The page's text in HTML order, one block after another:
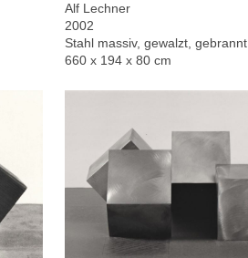
Alf Lechner
2002
Stahl massiv, gewalzt, gebrannt
660 x 194 x 80 cm